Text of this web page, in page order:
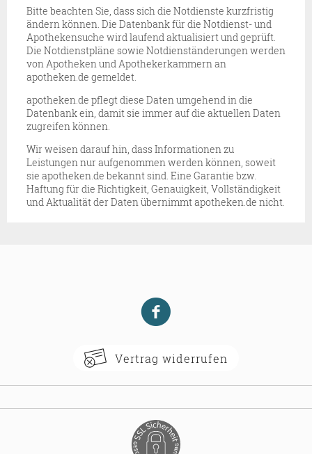
Datenschutzerklärung des Betreibers des
Dienstes zur Kenntnis genommen.
Bitte beachten Sie, dass sich die Notdienste kurzfristig
ändern können. Die Datenbank für die Notdienst- und
Apothekensuche wird laufend aktualisiert und geprüft.
Die Notdienstpläne sowie Notdienständerungen werden
von Apotheken und Apothekerkammern an
apotheken.de gemeldet.
apotheken.de pflegt diese Daten umgehend in die
Datenbank ein, damit sie immer auf die aktuellen Daten
zugreifen können.
Wir weisen darauf hin, dass Informationen zu
Leistungen nur aufgenommen werden können, soweit
sie apotheken.de bekannt sind. Eine Garantie bzw.
Haftung für die Richtigkeit, Genauigkeit, Vollständigkeit
und Aktualität der Daten übernimmt apotheken.de nicht.
Vertrag widerrufen